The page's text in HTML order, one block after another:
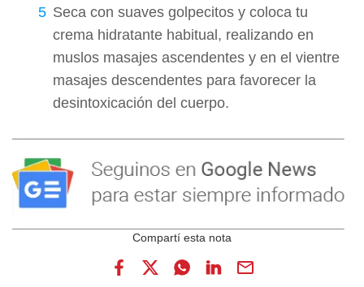
Seca con suaves golpecitos y coloca tu
crema hidratante habitual, realizando en
muslos masajes ascendentes y en el vientre
masajes descendentes para favorecer la
desintoxicación del cuerpo.